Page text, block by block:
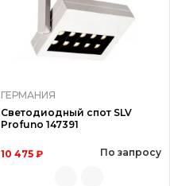
ГЕРМАНИЯ
Светодиодный спот SLV
Profuno 147391
10 475 ₽ По запросу